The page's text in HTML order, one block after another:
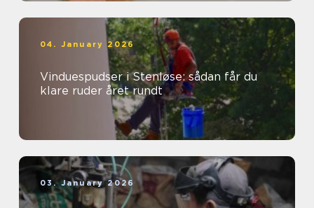
04. January 2026
Vinduespudser i Stenløse: sådan får du
klare ruder året rundt
03. January 2026